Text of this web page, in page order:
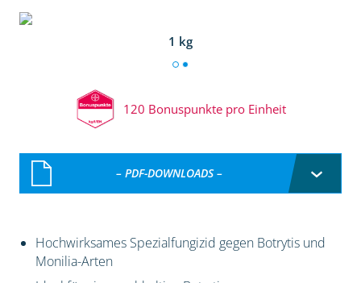
1 kg
120 Bonuspunkte pro Einheit
– PDF-DOWNLOADS –
Hochwirksames Spezialfungizid gegen Botrytis und
Monilia-Arten